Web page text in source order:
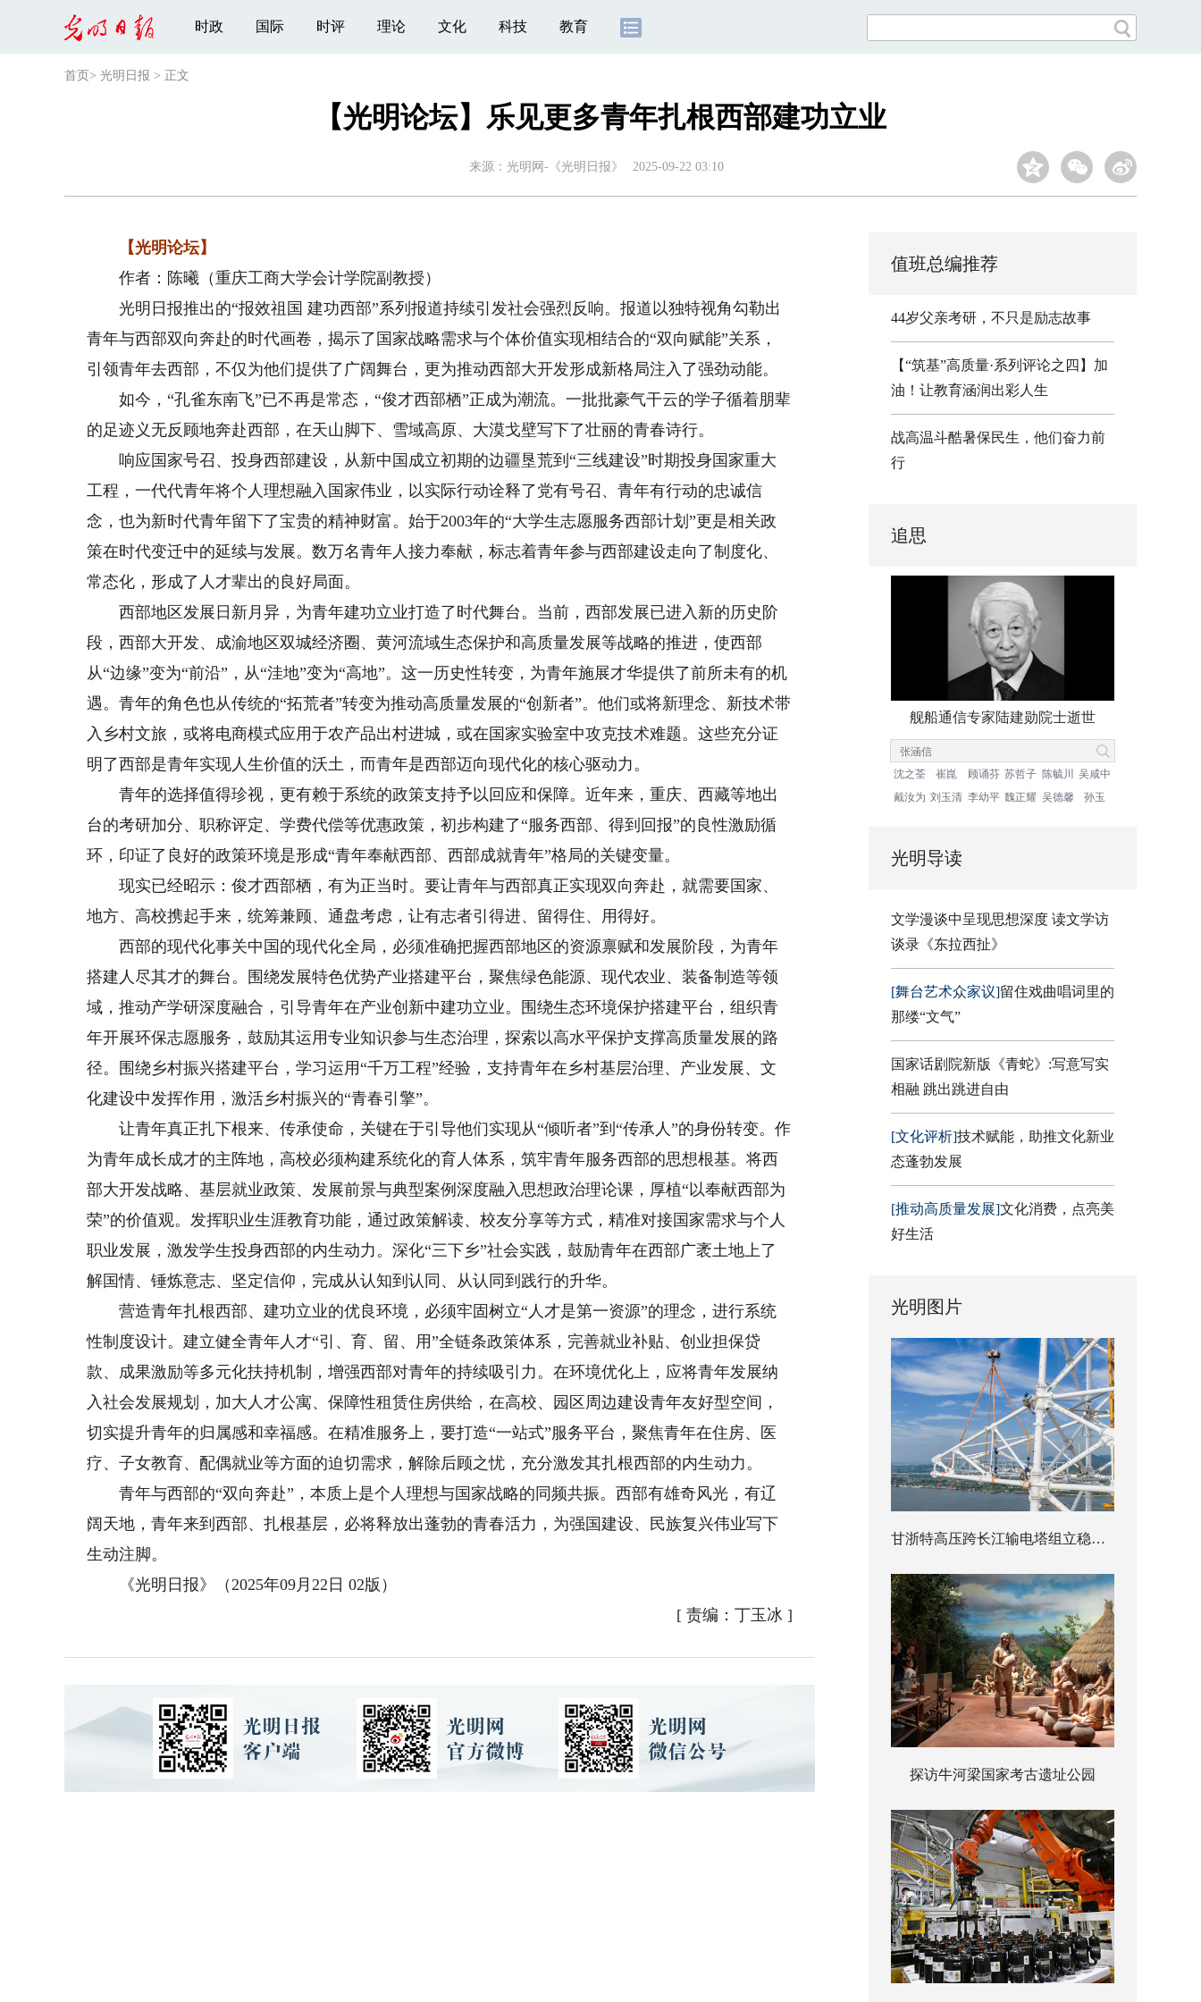
时政 国际 时评 理论 文化 科技 教育
首页 > 光明日报 > 正文
【光明论坛】乐见更多青年扎根西部建功立业
来源： 光明网-《光明日报》 2025-09-22 03:10
【光明论坛】
作者：陈曦（重庆工商大学会计学院副教授）
光明日报推出的“报效祖国 建功西部”系列报道持续引发社会强烈反响。报道以独特视角勾勒出
青年与西部双向奔赴的时代画卷，揭示了国家战略需求与个体价值实现相结合的“双向赋能”关系，
引领青年去西部，不仅为他们提供了广阔舞台，更为推动西部大开发形成新格局注入了强劲动能。
如今，“孔雀东南飞”已不再是常态，“俊才西部栖”正成为潮流。一批批豪气干云的学子循着朋辈
的足迹义无反顾地奔赴西部，在天山脚下、雪域高原、大漠戈壁写下了壮丽的青春诗行。
响应国家号召、投身西部建设，从新中国成立初期的边疆垦荒到“三线建设”时期投身国家重大
工程，一代代青年将个人理想融入国家伟业，以实际行动诠释了党有号召、青年有行动的忠诚信
念，也为新时代青年留下了宝贵的精神财富。始于2003年的“大学生志愿服务西部计划”更是相关政
策在时代变迁中的延续与发展。数万名青年人接力奉献，标志着青年参与西部建设走向了制度化、
常态化，形成了人才辈出的良好局面。
西部地区发展日新月异，为青年建功立业打造了时代舞台。当前，西部发展已进入新的历史阶
段，西部大开发、成渝地区双城经济圈、黄河流域生态保护和高质量发展等战略的推进，使西部
从“边缘”变为“前沿”，从“洼地”变为“高地”。这一历史性转变，为青年施展才华提供了前所未有的机
遇。青年的角色也从传统的“拓荒者”转变为推动高质量发展的“创新者”。他们或将新理念、新技术带
入乡村文旅，或将电商模式应用于农产品出村进城，或在国家实验室中攻克技术难题。这些充分证
明了西部是青年实现人生价值的沃土，而青年是西部迈向现代化的核心驱动力。
青年的选择值得珍视，更有赖于系统的政策支持予以回应和保障。近年来，重庆、西藏等地出
台的考研加分、职称评定、学费代偿等优惠政策，初步构建了“服务西部、得到回报”的良性激励循
环，印证了良好的政策环境是形成“青年奉献西部、西部成就青年”格局的关键变量。
现实已经昭示：俊才西部栖，有为正当时。要让青年与西部真正实现双向奔赴，就需要国家、
地方、高校携起手来，统筹兼顾、通盘考虑，让有志者引得进、留得住、用得好。
西部的现代化事关中国的现代化全局，必须准确把握西部地区的资源禀赋和发展阶段，为青年
搭建人尽其才的舞台。围绕发展特色优势产业搭建平台，聚焦绿色能源、现代农业、装备制造等领
域，推动产学研深度融合，引导青年在产业创新中建功立业。围绕生态环境保护搭建平台，组织青
年开展环保志愿服务，鼓励其运用专业知识参与生态治理，探索以高水平保护支撑高质量发展的路
径。围绕乡村振兴搭建平台，学习运用“千万工程”经验，支持青年在乡村基层治理、产业发展、文
化建设中发挥作用，激活乡村振兴的“青春引擎”。
让青年真正扎下根来、传承使命，关键在于引导他们实现从“倾听者”到“传承人”的身份转变。作
为青年成长成才的主阵地，高校必须构建系统化的育人体系，筑牢青年服务西部的思想根基。将西
部大开发战略、基层就业政策、发展前景与典型案例深度融入思想政治理论课，厚植“以奉献西部为
荣”的价值观。发挥职业生涯教育功能，通过政策解读、校友分享等方式，精准对接国家需求与个人
职业发展，激发学生投身西部的内生动力。深化“三下乡”社会实践，鼓励青年在西部广袤土地上了
解国情、锤炼意志、坚定信仰，完成从认知到认同、从认同到践行的升华。
营造青年扎根西部、建功立业的优良环境，必须牢固树立“人才是第一资源”的理念，进行系统
性制度设计。建立健全青年人才“引、育、留、用”全链条政策体系，完善就业补贴、创业担保贷
款、成果激励等多元化扶持机制，增强西部对青年的持续吸引力。在环境优化上，应将青年发展纳
入社会发展规划，加大人才公寓、保障性租赁住房供给，在高校、园区周边建设青年友好型空间，
切实提升青年的归属感和幸福感。在精准服务上，要打造“一站式”服务平台，聚焦青年在住房、医
疗、子女教育、配偶就业等方面的迫切需求，解除后顾之忧，充分激发其扎根西部的内生动力。
青年与西部的“双向奔赴”，本质上是个人理想与国家战略的同频共振。西部有雄奇风光，有辽
阔天地，青年来到西部、扎根基层，必将释放出蓬勃的青春活力，为强国建设、民族复兴伟业写下
生动注脚。
《光明日报》（2025年09月22日 02版）
[ 责编：丁玉冰 ]
值班总编推荐
44岁父亲考研，不只是励志故事
【“筑基”高质量·系列评论之四】加
油！让教育涵润出彩人生
战高温斗酷暑保民生，他们奋力前
行
追思
舰船通信专家陆建勋院士逝世
沈之荃 崔崑 顾诵芬 苏哲子 陈毓川
吴咸中
戴汝为 刘玉清 李幼平 魏正耀 吴德馨 孙玉
光明导读
文学漫谈中呈现思想深度 读文学访
谈录《东拉西扯》
[舞台艺术众家议]留住戏曲唱词里的
那缕“文气”
国家话剧院新版《青蛇》:写意写实
相融 跳出跳进自由
[文化评析]技术赋能，助推文化新业
态蓬勃发展
[推动高质量发展]文化消费，点亮美
好生活
光明图片
甘浙特高压跨长江输电塔组立稳步推进
探访牛河梁国家考古遗址公园